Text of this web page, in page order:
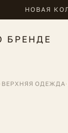
НОВАЯ
БРЕНДЕ
· ВЕРХНЯЯ ОДЕЖДА·